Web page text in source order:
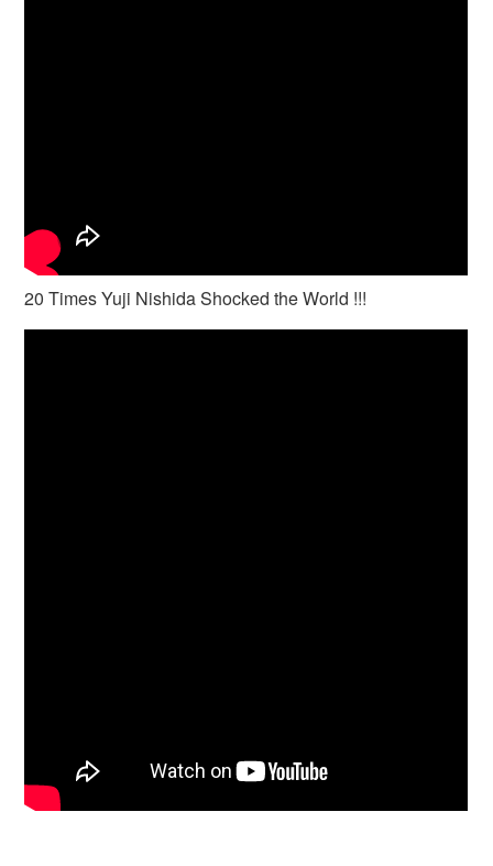
20 Times Yuji Nishida Shocked the World !!!